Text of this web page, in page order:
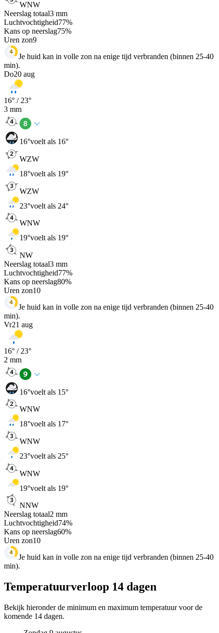
WNW
Neerslag totaal3 mm
Luchtvochtigheid77%
Kans op neerslag75%
Uren zon9
Je huid kan in volle zon na enige tijd verbranden (binnen 25-40
min).
Do20 aug
16° / 23°
3 mm
16°voelt als 16°
WZW
18°voelt als 19°
WZW
23°voelt als 24°
WNW
19°voelt als 19°
NW
Neerslag totaal3 mm
Luchtvochtigheid77%
Kans op neerslag80%
Uren zon10
Je huid kan in volle zon na enige tijd verbranden (binnen 25-40
min).
Vr21 aug
16° / 23°
2 mm
16°voelt als 15°
WNW
18°voelt als 17°
WNW
23°voelt als 25°
WNW
19°voelt als 19°
NNW
Neerslag totaal2 mm
Luchtvochtigheid74%
Kans op neerslag60%
Uren zon10
Je huid kan in volle zon na enige tijd verbranden (binnen 25-40
min).
Temperatuurverloop 14 dagen
Bekijk hieronder de minimum en maximum temperatuur voor de
komende 14 dagen.